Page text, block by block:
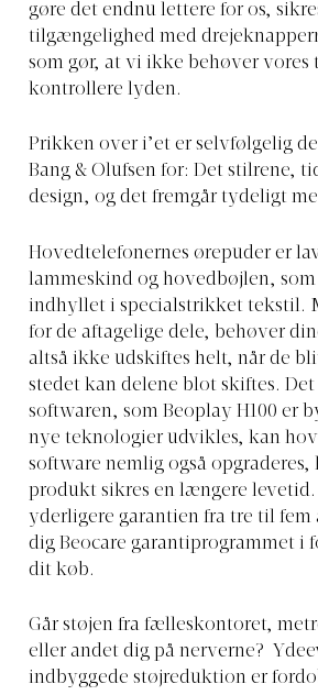
gøre det endnu lettere for os,
tilgængelighed med
som gør, at vi ikke behøver vores
kontrollere lyden.
Prikken over i’et er selvfølgelig
Bang & Olufsen for: Det stilrene,
design, og det fremgår tydeligt
Hovedtelefonernes ørepuder er
lammeskind og hovedbøjlen,
indhyllet i specialstrikket tekstil.
for de aftagelige dele, behøver
altså ikke udskiftes helt, når de
stedet kan delene blot skiftes. Det
softwaren, som Beoplay H100 er
nye teknologier udvikles, kan
software nemlig også
produkt sikres en længere
yderligere garantien fra tre til fem
dig Beocare garantiprogrammet i
dit køb.
Går støjen fra fælleskontoret,
eller andet dig på nerverne?
indbyggede støjreduktion er